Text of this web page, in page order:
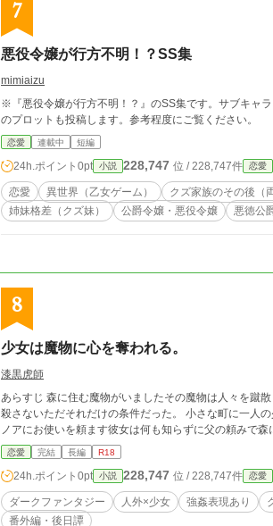
7
悪役令嬢が行方不明！？SS集
mimiaizu
※『悪役令嬢が行方不明！？』のSS集です。サブキャラクターの話等を投稿します。
のプロットも投稿します。参考程度にご覧ください。
恋愛 連載中 短編
24h.ポイント 0pt 小説 228,747 位 / 228,747件 恋愛
恋愛 異世界（乙女ゲーム） クズ家族のその後（
姉妹格差（クズ妹）
公爵令嬢・悪役令嬢 悪徳公
8
少女は魔物に心を奪われる。
漆黒虎師
あらすじ 森に住む魔物がいましたその魔物は人々を蹴
殺さないただそれだけの条件だった。 小さな町に一人
ノアにお使いを頼ます彼女は何も知らずに父の頼みで森
恋愛 完結 長編 R18
24h.ポイント 0pt 小説 228,747 位 / 228,747件 恋愛
ダークファンタジー 人外×少女 強姦表現あり
番外編・後日譚